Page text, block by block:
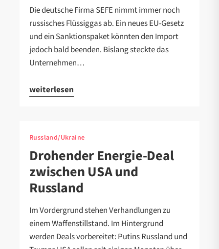
Die deutsche Firma SEFE nimmt immer noch
russisches Flüssiggas ab. Ein neues EU-Gesetz
und ein Sanktionspaket könnten den Import
jedoch bald beenden. Bislang steckte das
Unternehmen…
weiterlesen
Russland/Ukraine
Drohender Energie-Deal
zwischen USA und
Russland
Im Vordergrund stehen Verhandlungen zu
einem Waffenstillstand. Im Hintergrund
werden Deals vorbereitet: Putins Russland und